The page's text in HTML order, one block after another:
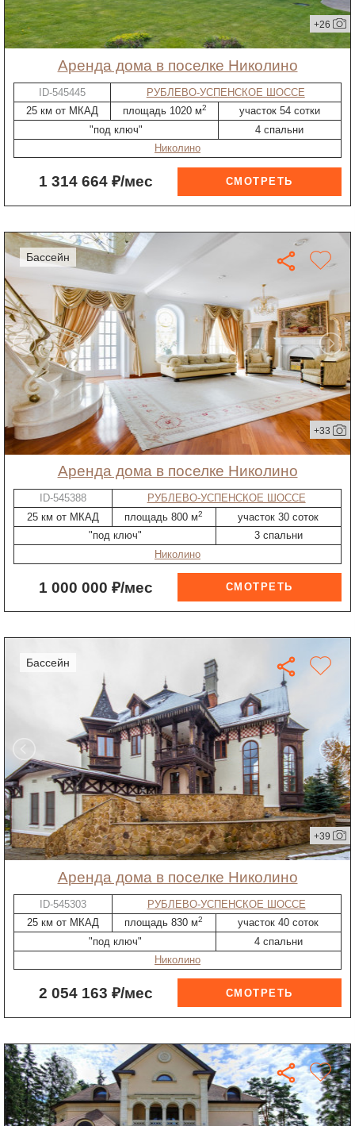
+26
Аренда дома в поселке Николино
ID-545445
РУБЛЕВО-УСПЕНСКОЕ ШОССЕ
25 км от МКАД
площадь 1020 м2
участок 54 сотки
"под ключ"
4 спальни
Николино
1 314 664 ₽/мес
бассейн
+33
Аренда дома в поселке Николино
ID-545388
РУБЛЕВО-УСПЕНСКОЕ ШОССЕ
25 км от МКАД
площадь 800 м2
участок 30 соток
"под ключ"
3 спальни
Николино
1 000 000 ₽/мес
бассейн
+39
Аренда дома в поселке Николино
ID-545303
РУБЛЕВО-УСПЕНСКОЕ ШОССЕ
25 км от МКАД
площадь 830 м2
участок 40 соток
"под ключ"
4 спальни
Николино
2 054 163 ₽/мес